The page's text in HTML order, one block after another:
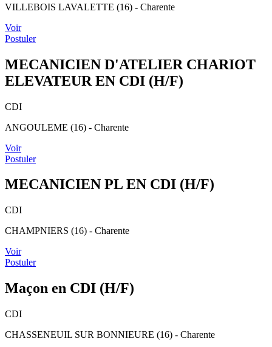
VILLEBOIS LAVALETTE (16) - Charente
Voir
Postuler
MECANICIEN D'ATELIER CHARIOT
ELEVATEUR EN CDI (H/F)
CDI
ANGOULEME (16) - Charente
Voir
Postuler
MECANICIEN PL EN CDI (H/F)
CDI
CHAMPNIERS (16) - Charente
Voir
Postuler
Maçon en CDI (H/F)
CDI
CHASSENEUIL SUR BONNIEURE (16) - Charente